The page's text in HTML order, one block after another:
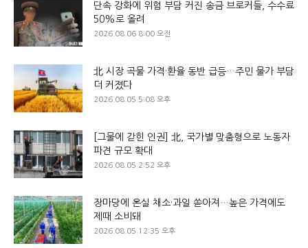
단속 강화에 위험 부담 커진 송금 브로커들, 수수료
50%로 올려
2026.08.06 8:00 오전
北 시장 곡물 가격·환율 동반 급등…주민 물가 부담
더 커졌다
2026.08.05 5:08 오후
[그물에 갇힌 인권] 北, 국가별 맞춤형으로 노동자
파견 규모 확대
2026.08.05 2:52 오후
장마당에 온실 채소·과일 쏟아져…높은 가격에도
제때 소비돼
2026.08.05 12:35 오후